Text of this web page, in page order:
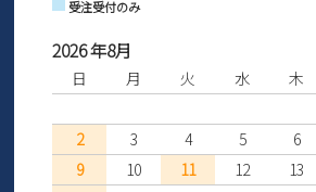
受注受付のみ
2026 年8月
日 月 火 水 木
2
3 4 5 6
9
10 11 12 13